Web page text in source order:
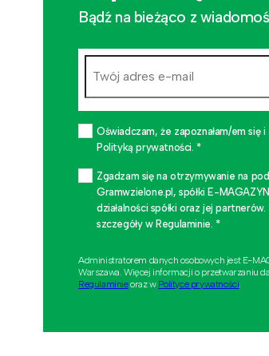
Bądź na bieżąco z
Oświadczam, że zapoznałam/em się
Polityką prywatności. *
Zgadzam się na otrzymywanie na
Gramwzielone.pl, spółki E-
działalności spółki oraz jej
szczegóły w Regulaminie. *
Administratorem danych osobowych jest E-
Warszawa. Więcej informacji o przetwarzaniu
Regulaminieoraz w Polityce prywatności.